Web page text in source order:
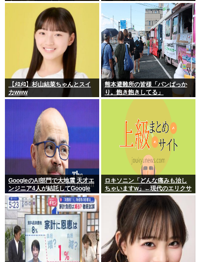
告に無期懲役の判決』 昨日この
スレ立ってた？
【ﾒﾛﾒﾛ】杉山結菜ちゃんとスイ
カwww
熊本避難所の皆様「パンばっか
り。飽き飽きしてる」
GoogleのAI部門で大地震 天才エ
ンジニア4人が結託してGoogle
を離脱 遅れを取るAI競争さらに
苦しく 株価に影響大
ロキソニン「どんな痛みも治し
ちゃいますw」←現代のエリクサ
ーやろ…